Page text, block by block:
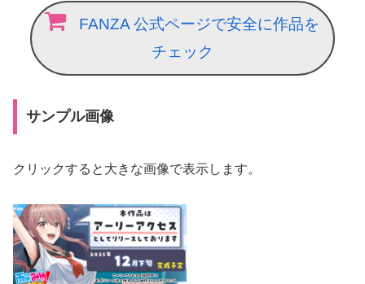
FANZA 公式ページで安全に作品を
チェック
サンプル画像
クリックすると大きな画像で表示します。